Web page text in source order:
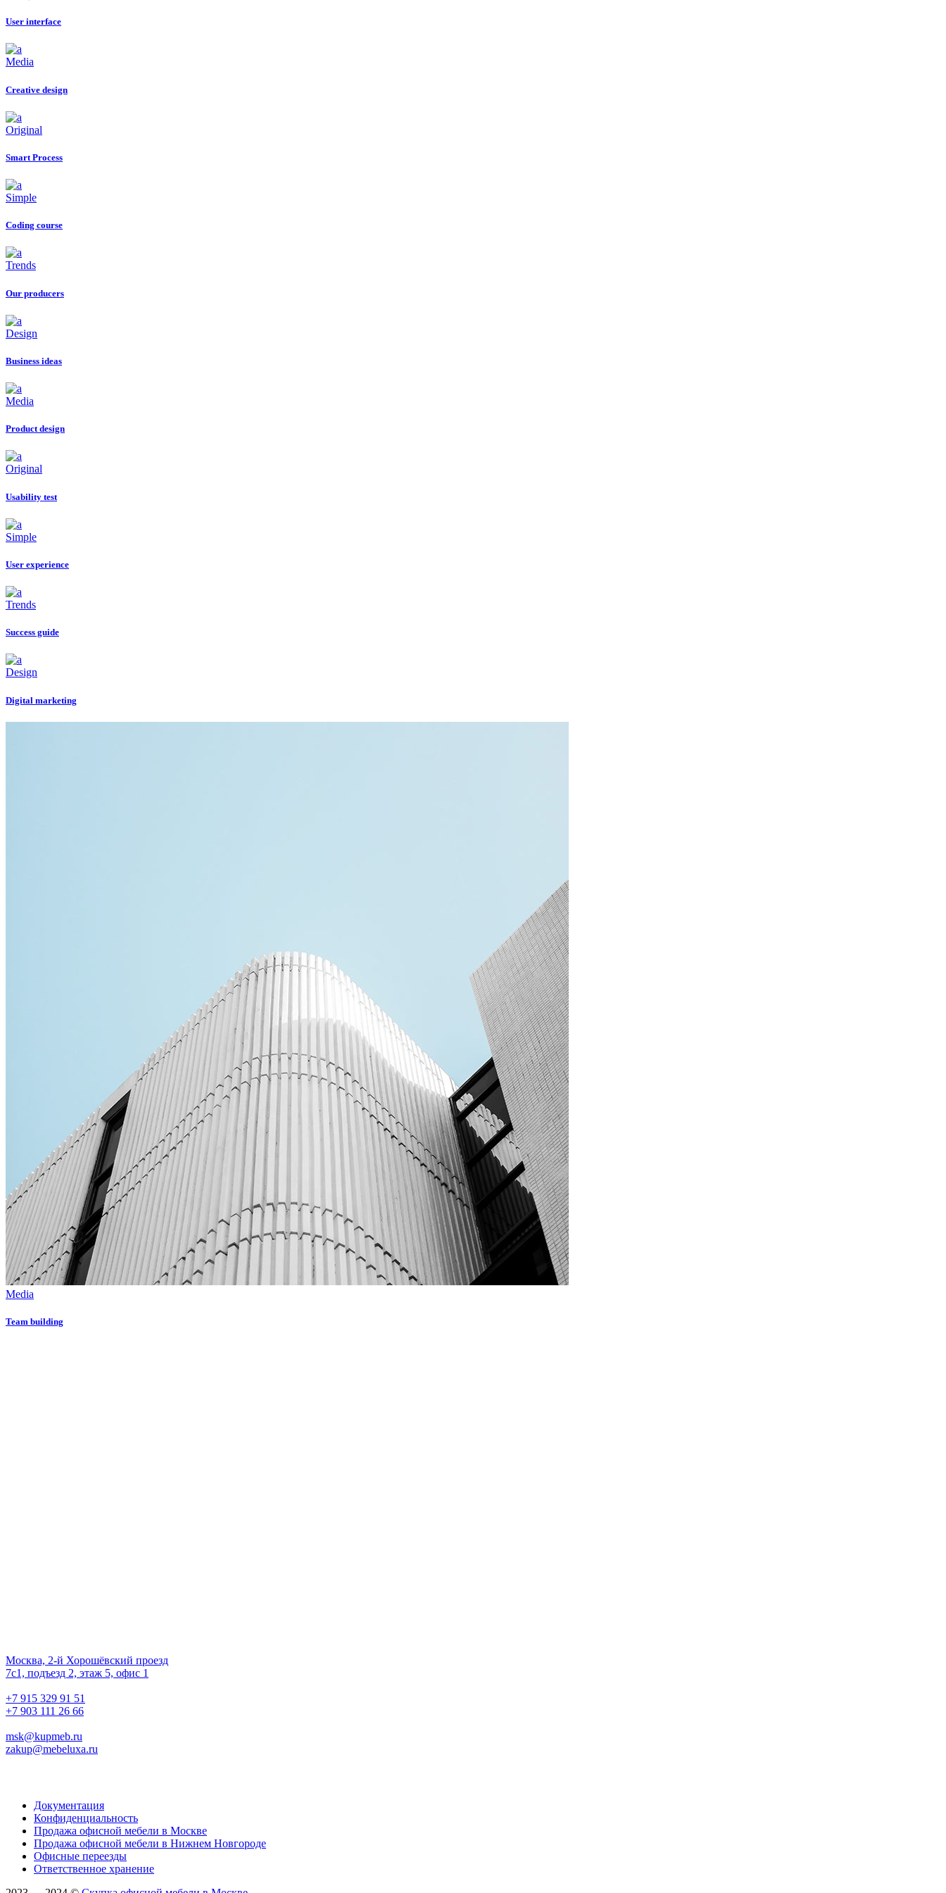
User interface
Media
Creative design
Original
Smart Process
Simple
Coding course
Trends
Our producers
Design
Business ideas
Media
Product design
Original
Usability test
Simple
User experience
Trends
Success guide
Design
Digital marketing
Media
Team building
Москва, 2-й Хорошёвский проезд
7с1, подъезд 2, этаж 5, офис 1
+7 915 329 91 51
+7 903 111 26 66
msk@kupmeb.ru
zakup@mebeluxa.ru
Документация
Конфиденциальность
Продажа офисной мебели в Москве
Продажа офисной мебели в Нижнем Новгороде
Офисные переезды
Ответственное хранение